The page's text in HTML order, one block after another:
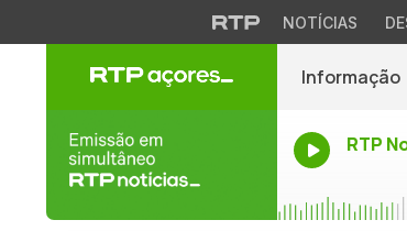
NOTÍCIAS
Informação
RTP